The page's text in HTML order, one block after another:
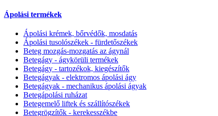
Ápolási termékek
Ápolási krémek, bőrvédők, mosdatás
Ápolási tusolószékek - fürdetőszékek
Beteg mozgás-mozgatás az ágynál
Betegágy - ágykörüli termékek
Betegágy - tartozékok, kiegészítők
Betegágyak - elektromos ápolási ágy
Betegágyak - mechanikus ápolási ágyak
Betegápolási ruházat
Betegemelő liftek és szállítószékek
Betegrögzítők - kerekesszékbe